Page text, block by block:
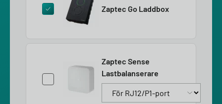
Zaptec Go Laddbox
Zaptec Sense
Lastbalanserare